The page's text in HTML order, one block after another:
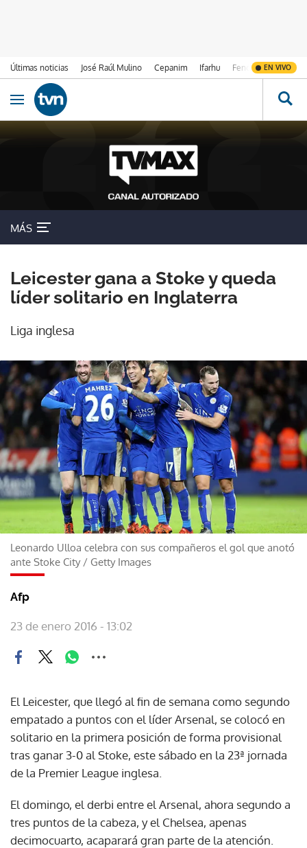
Últimas noticias José Raúl Mulino Cepanim Ifarhu Fenómeno de El
EN VIVO
Ir al contenido
Obrir navegació
MÁS
Leicester gana a Stoke y queda
líder solitario en Inglaterra
Liga inglesa
Leonardo Ulloa celebra con sus compañeros el gol que anotó
ante Stoke City/ Getty Images
Afp
23 de enero 2016 - 13:02
El Leicester, que llegó al fin de semana como segundo
empatado a puntos con el líder Arsenal, se colocó en
solitario en la primera posición de forma provisional
tras ganar 3-0 al Stoke, este sábado en la 23ª jornada
de la Premier League inglesa.
El domingo, el derbi entre el Arsenal, ahora segundo a
tres puntos de la cabeza, y el Chelsea, apenas
decimocuarto, acaparará gran parte de la atención.